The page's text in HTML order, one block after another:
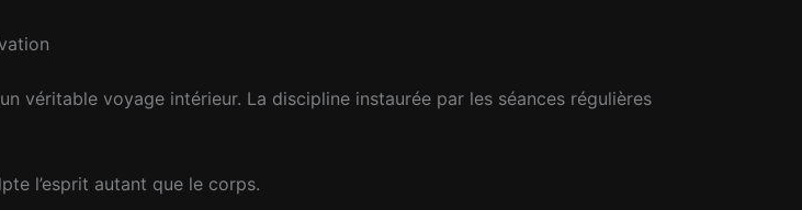
véritable voyage intérieur. La discipline instaurée par les séances régulières
l’esprit autant que le corps.